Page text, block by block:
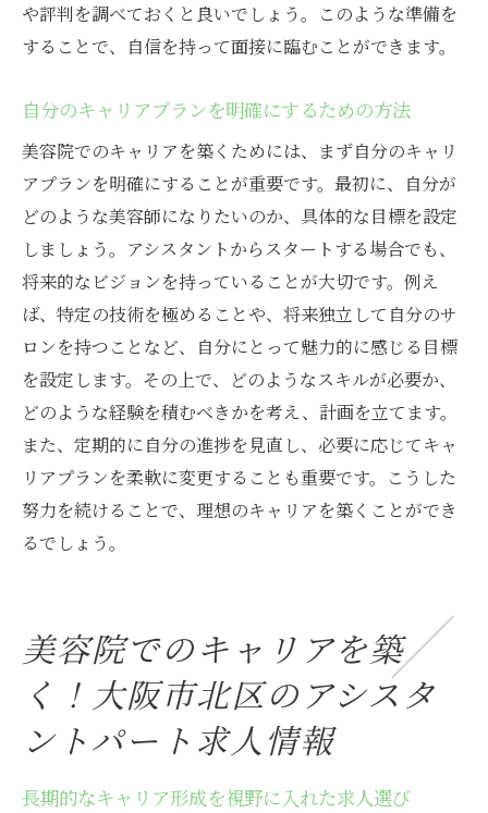
や評判を調べておくと良いでしょう。このような準備を
することで、自信を持って面接に臨むことができます。
自分のキャリアプランを明確にするための方法
美容院でのキャリアを築くためには、まず自分のキャリ
アプランを明確にすることが重要です。最初に、自分が
どのような美容師になりたいのか、具体的な目標を設定
しましょう。アシスタントからスタートする場合でも、
将来的なビジョンを持っていることが大切です。例え
ば、特定の技術を極めることや、将来独立して自分のサ
ロンを持つことなど、自分にとって魅力的に感じる目標
を設定します。その上で、どのようなスキルが必要か、
どのような経験を積むべきかを考え、計画を立てます。
また、定期的に自分の進捗を見直し、必要に応じてキャ
リアプランを柔軟に変更することも重要です。こうした
努力を続けることで、理想のキャリアを築くことができ
るでしょう。
美容院でのキャリアを築
く！大阪市北区のアシスタ
ントパート求人情報
長期的なキャリア形成を視野に入れた求人選び